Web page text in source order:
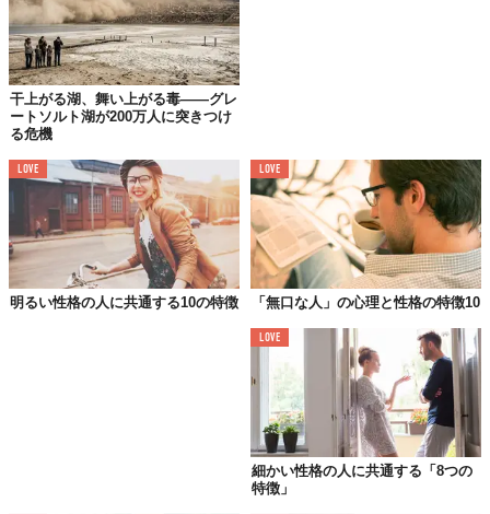
天真爛漫な人とは具体的にどんな人を指すのか、今回は11の特徴
を紹介します。自分にいくつ当てはまるのか、また周囲に当ては
まる人はいるのか、チェックしてみましょう。
1｜裏表がなく自分を飾ろうとしない
素直なのは他人に対してだけではなく、自分自身に対してもで
す。良いところも悪いところもそのまま受け入れるため、裏表が
なく自分を飾ろうとしません。周囲から見ればとても気持ちの良
い性格です。人の目を気にしないため、自分自身もストレスなく
過ごせます。
天真爛漫な人は好奇心旺盛な面も持っています。交友関係の広い
ため、様々なことに興味を示し自由奔放に色々なことにチャレン
ジします。それがスポーツだった場合、指導者や経験者の話をよ
く聞きまじめに実践する人が多く、疑問を抱いたときも率直に聞
干上がる湖、舞い上がる毒——グレ
ートソルト湖が200万人に突きつけ
る危機
LOVE
明るい性格の人に共通する10の特徴
LOVE
「無口な人」の心理と性格の特徴10
LOVE
細かい性格の人に共通する「8つの
特徴」